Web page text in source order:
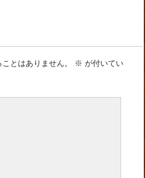
とはありません。 ※ が付いてい